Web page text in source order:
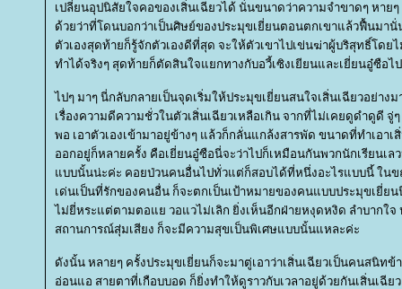
เปลี่ยนอุปนิสัยใจคอของเสิ่นเฉียวได้ นั่นขนาดว่าความจำขาดๆ หาย
ด้วยว่าที่โดนบอกว่าเป็นศิษย์ของประมุขเยี่ยนตอนตกเขาแล้วฟื้นมานั่
ตัวเองสุดท้ายก็รู้จักตัวเองดีที่สุด จะให้ตัวเขาไปเข่นฆ่าผู้บริสุทธิ์โดย
ทำได้จริงๆ สุดท้ายก็ตัดสินใจแยกทางกับอวี้เซิงเยียนและเยี่ยนอู๋ซือไป
ไปๆ มาๆ นี่กลับกลายเป็นจุดเริ่มให้ประมุขเยี่ยนสนใจเสิ่นเฉียวอย่าง
เรื่องความดีความชั่วในตัวเสิ่นเฉียวเหลือเกิน จากที่ไม่เคยดูดำดูดี จู่
พอ เอาตัวเองเข้ามาอยู่ข้างๆ แล้วก็กลั่นแกล้งสารพัด ขนาดที่ทำเอาเ
ออกอยู่ก็หลายครั้ง คือเยี่ยนอู๋ซือนี่จะว่าไปก็เหมือนกันพวกนักเรียนเ
บบนั้นน่ะค่ะ คอยป่วนคนอื่นไปทั่วแต่ก็สอบได้ที่หนึ่งอะไรแบบนี้ ในข
เด่นเป็นที่รักของคนอื่น ก็จะตกเป็นเป้าหมายของคนแบบประมุขเยี่ย
ไม่ยี่หระแต่ตามตอแย วอแวไม่เลิก ยิ่งเห็นอีกฝ่ายหงุดหงิด ลำบากใ
สถานการณ์สุ่มเสียง ก็จะมีความสุขเป็นพิเศษแบบนั้นแหละค่ะ
ดังนั้น หลายๆ ครั้งประมุขเยี่ยนก็จะมาตู่เอาว่าเสิ่นเฉียวเป็นคนสนิทข้
อ่อนแอ สายตาที่เกือบบอด ก็ยิ่งทำให้ดูราวกับเวลาอยู่ด้วยกันเสิ่นเฉี